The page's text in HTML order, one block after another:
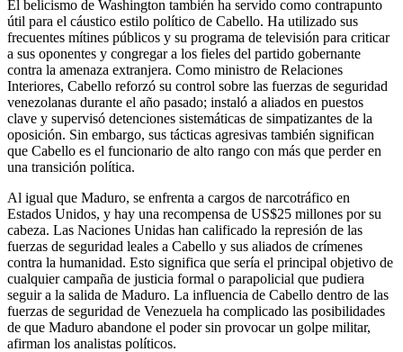
El belicismo de Washington también ha servido como contrapunto
útil para el cáustico estilo político de Cabello. Ha utilizado sus
frecuentes mítines públicos y su programa de televisión para criticar
a sus oponentes y congregar a los fieles del partido gobernante
contra la amenaza extranjera. Como ministro de Relaciones
Interiores, Cabello reforzó su control sobre las fuerzas de seguridad
venezolanas durante el año pasado; instaló a aliados en puestos
clave y supervisó detenciones sistemáticas de simpatizantes de la
oposición. Sin embargo, sus tácticas agresivas también significan
que Cabello es el funcionario de alto rango con más que perder en
una transición política.
Al igual que Maduro, se enfrenta a cargos de narcotráfico en
Estados Unidos, y hay una recompensa de US$25 millones por su
cabeza. Las Naciones Unidas han calificado la represión de las
fuerzas de seguridad leales a Cabello y sus aliados de crímenes
contra la humanidad. Esto significa que sería el principal objetivo de
cualquier campaña de justicia formal o parapolicial que pudiera
seguir a la salida de Maduro. La influencia de Cabello dentro de las
fuerzas de seguridad de Venezuela ha complicado las posibilidades
de que Maduro abandone el poder sin provocar un golpe militar,
afirman los analistas políticos.